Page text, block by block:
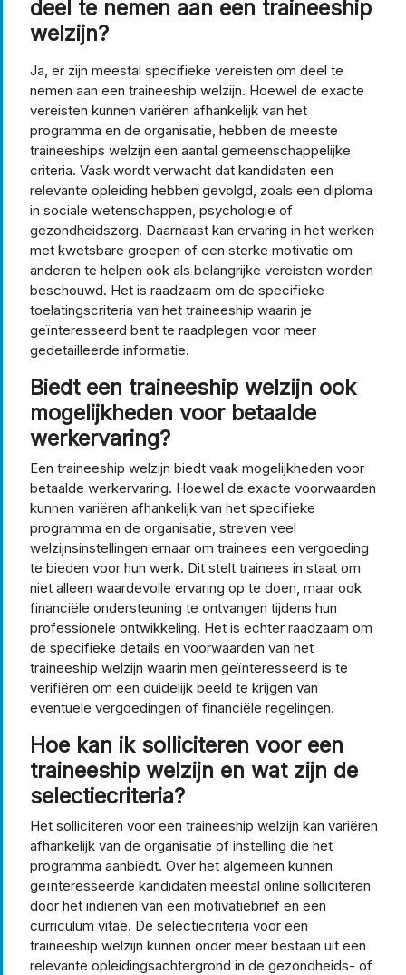
deel te nemen aan een traineeship
welzijn?
Ja, er zijn meestal specifieke vereisten om deel te
nemen aan een traineeship welzijn. Hoewel de exacte
vereisten kunnen variëren afhankelijk van het
programma en de organisatie, hebben de meeste
traineeships welzijn een aantal gemeenschappelijke
criteria. Vaak wordt verwacht dat kandidaten een
relevante opleiding hebben gevolgd, zoals een diploma
in sociale wetenschappen, psychologie of
gezondheidszorg. Daarnaast kan ervaring in het werken
met kwetsbare groepen of een sterke motivatie om
anderen te helpen ook als belangrijke vereisten worden
beschouwd. Het is raadzaam om de specifieke
toelatingscriteria van het traineeship waarin je
geïnteresseerd bent te raadplegen voor meer
gedetailleerde informatie.
Biedt een traineeship welzijn ook
mogelijkheden voor betaalde
werkervaring?
Een traineeship welzijn biedt vaak mogelijkheden voor
betaalde werkervaring. Hoewel de exacte voorwaarden
kunnen variëren afhankelijk van het specifieke
programma en de organisatie, streven veel
welzijnsinstellingen ernaar om trainees een vergoeding
te bieden voor hun werk. Dit stelt trainees in staat om
niet alleen waardevolle ervaring op te doen, maar ook
financiële ondersteuning te ontvangen tijdens hun
professionele ontwikkeling. Het is echter raadzaam om
de specifieke details en voorwaarden van het
traineeship welzijn waarin men geïnteresseerd is te
verifiëren om een duidelijk beeld te krijgen van
eventuele vergoedingen of financiële regelingen.
Hoe kan ik solliciteren voor een
traineeship welzijn en wat zijn de
selectiecriteria?
Het solliciteren voor een traineeship welzijn kan variëren
afhankelijk van de organisatie of instelling die het
programma aanbiedt. Over het algemeen kunnen
geïnteresseerde kandidaten meestal online solliciteren
door het indienen van een motivatiebrief en een
curriculum vitae. De selectiecriteria voor een
traineeship welzijn kunnen onder meer bestaan uit een
relevante opleidingsachtergrond in de gezondheids- of